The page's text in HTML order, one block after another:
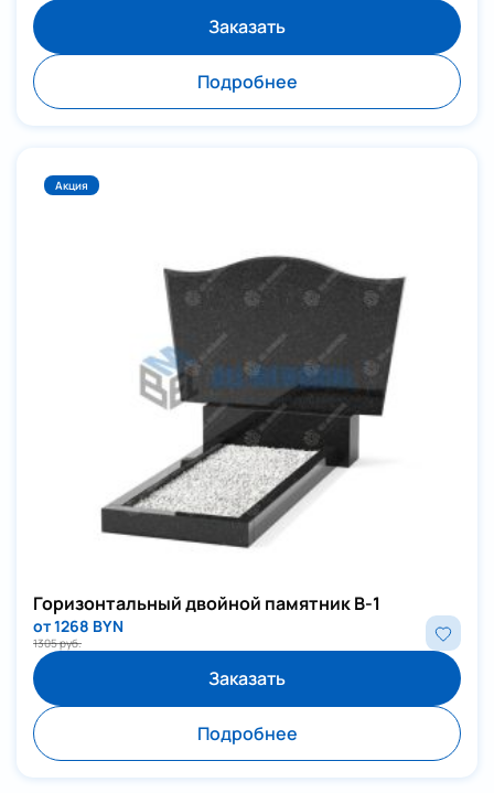
Заказать
Подробнее
Акция
Горизонтальный двойной памятник В-1
от 1268 BYN
1305 руб.
Заказать
Подробнее